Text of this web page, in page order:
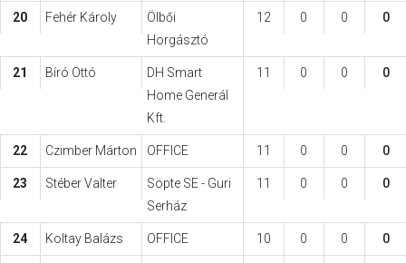
20 Fehér Károly
Ölbői
Horgásztó
12 0 0 0
21 Bíró Ottó
DH Smart
Home Generál
Kft.
11 0 0 0
22 Czimber Márton OFFICE 11 0 0 0
23 Stéber Valter
Söpte SE - Guri
Serház
11 0 0 0
24 Koltay Balázs OFFICE 10 0 0 0